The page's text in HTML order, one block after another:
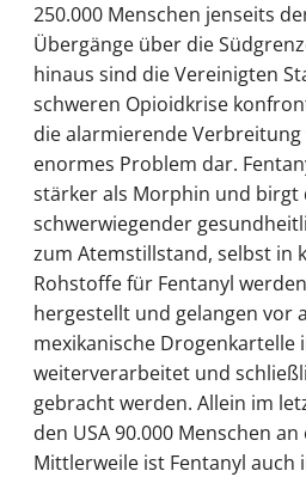
250.000 Menschen jenseits
Übergänge über die
hinaus sind die Vereinigten
schweren Opioidkrise
die alarmierende
enormes Problem dar.
stärker als Morphin und birgt
schwerwiegender
zum Atemstillstand, selbst in
Rohstoffe für Fentanyl
hergestellt und gelangen vor
mexikanische Drogenkartelle
weiterverarbeitet und
gebracht werden. Allein im
den USA 90.000 Menschen
Mittlerweile ist Fentanyl auch